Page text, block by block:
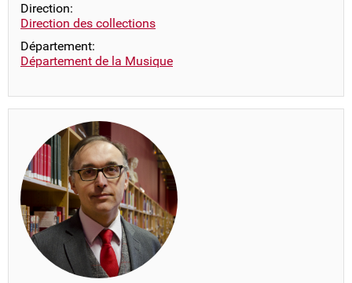
Direction:
Direction des collections
Département:
Département de la Musique